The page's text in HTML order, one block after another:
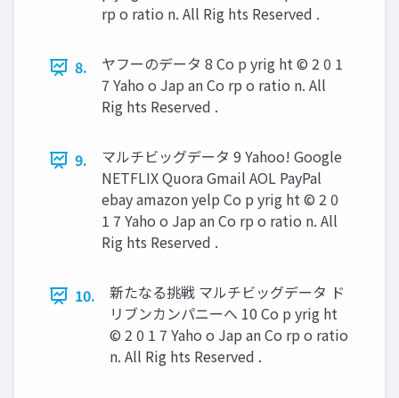
rp o ratio n. All Rig hts Reserved .
8.
ヤフーのデータ 8 Co p yrig ht © 2 0 1
7 Yaho o Jap an Co rp o ratio n. All
Rig hts Reserved .
9.
マルチビッグデータ 9 Yahoo! Google
NETFLIX Quora Gmail AOL PayPal
ebay amazon yelp Co p yrig ht © 2 0
1 7 Yaho o Jap an Co rp o ratio n. All
Rig hts Reserved .
10.
新たなる挑戦 マルチビッグデータ ド
リブンカンパニーへ 10 Co p yrig ht
© 2 0 1 7 Yaho o Jap an Co rp o ratio
n. All Rig hts Reserved .